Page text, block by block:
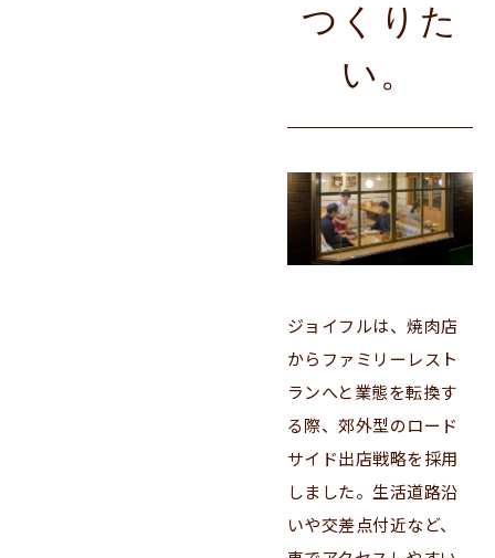
つくりた
い。
ジョイフルは、焼肉店
からファミリーレスト
ランへと業態を転換す
る際、郊外型のロード
サイド出店戦略を採用
しました。生活道路沿
いや交差点付近など、